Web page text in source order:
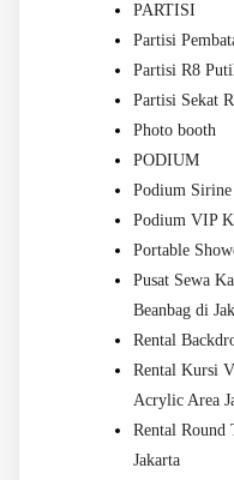
PARTISI
Partisi
Partisi R8
Partisi Sekat
Photo booth
PODIUM
Podium Sirine
Podium VIP
Portable
Pusat Sewa
Beanbag di
Rental
Rental Kursi
Acrylic Area
Rental Round
Jakarta